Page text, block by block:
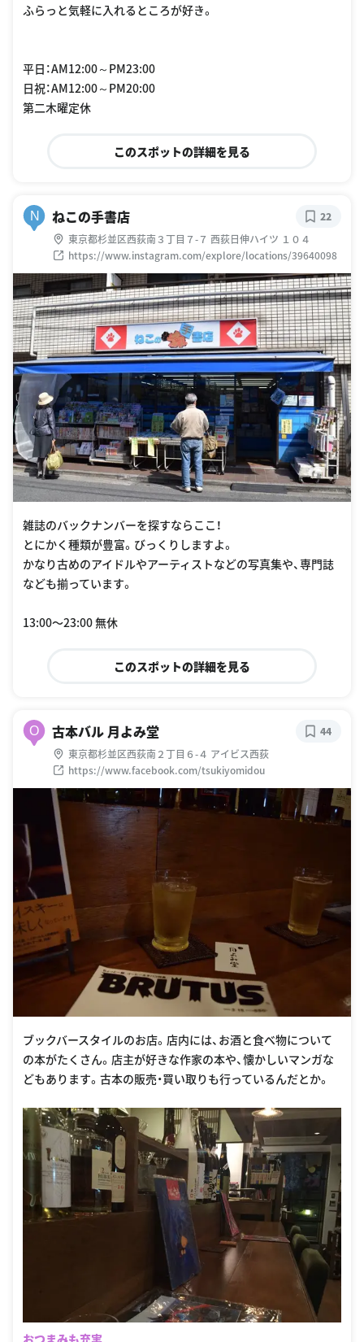
ふらっと気軽に入れるところが好き。
平日：AM12:00～PM23:00
日祝：AM12:00～PM20:00
第二木曜定休
このスポットの詳細を見る
N ねこの手書店
東京都杉並区西荻南３丁目７-７ 西荻日伸ハイツ １０４
https://www.instagram.com/explore/locations/39640098
22
雑誌のバックナンバーを探すならここ！
とにかく種類が豊富。びっくりしますよ。
かなり古めのアイドルやアーティストなどの写真集や、専門誌
なども揃っています。
13:00〜23:00 無休
このスポットの詳細を見る
O 古本バル 月よみ堂
東京都杉並区西荻南２丁目６-４ アイビス西荻
https://www.facebook.com/tsukiyomidou
44
ブックバースタイルのお店。店内には、お酒と食べ物について
の本がたくさん。店主が好きな作家の本や、懐かしいマンガな
どもあります。古本の販売・買い取りも行っているんだとか。